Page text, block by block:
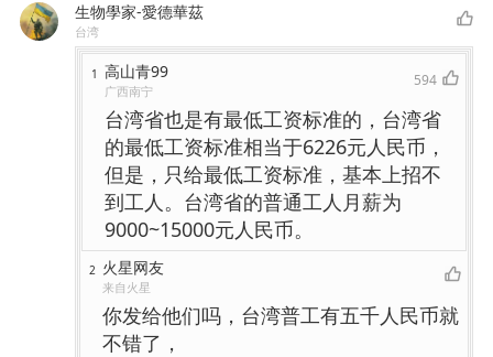
生物學家-愛德華茲
台湾
1 高山青99
广西南宁
594
台湾省也是有最低工资标准的，台湾省
的最低工资标准相当于6226元人民币，
但是，只给最低工资标准，基本上招不
到工人。台湾省的普通工人月薪为
9000~15000元人民币。
2 火星网友
来自火星
你发给他们吗，台湾普工有五千人民币就
不错了，